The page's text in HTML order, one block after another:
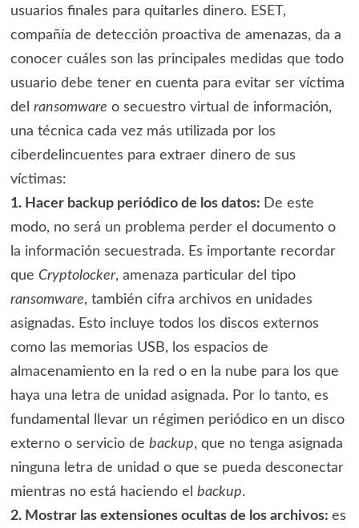
usuarios finales para quitarles dinero. ESET,
compañía de detección proactiva de amenazas, da a
conocer cuáles son las principales medidas que todo
usuario debe tener en cuenta para evitar ser víctima
del ransomware o secuestro virtual de información,
una técnica cada vez más utilizada por los
ciberdelincuentes para extraer dinero de sus
víctimas:
1. Hacer backup periódico de los datos: De este
modo, no será un problema perder el documento o
la información secuestrada. Es importante recordar
que Cryptolocker, amenaza particular del tipo
ransomware, también cifra archivos en unidades
asignadas. Esto incluye todos los discos externos
como las memorias USB, los espacios de
almacenamiento en la red o en la nube para los que
haya una letra de unidad asignada. Por lo tanto, es
fundamental llevar un régimen periódico en un disco
externo o servicio de backup, que no tenga asignada
ninguna letra de unidad o que se pueda desconectar
mientras no está haciendo el backup.
2. Mostrar las extensiones ocultas de los archivos: es